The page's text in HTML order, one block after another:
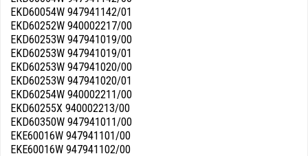
EKD60054W 947941142/01
EKD60252W 940002217/00
EKD60253W 947941019/00
EKD60253W 947941019/01
EKD60253W 947941020/00
EKD60253W 947941020/01
EKD60254W 940002211/00
EKD60255X 940002213/00
EKD60350W 947941011/00
EKE60016W 947941101/00
EKE60016W 947941102/00